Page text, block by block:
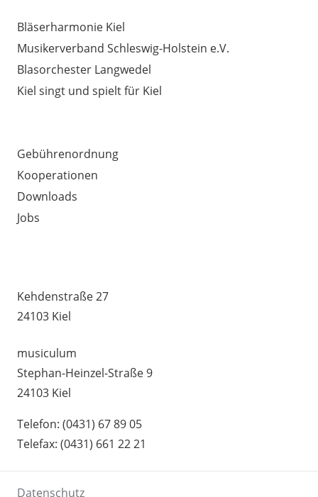
Bläserharmonie Kiel
Musikerverband Schleswig-Holstein e.V.
Blasorchester Langwedel
Kiel singt und spielt für Kiel
Gebührenordnung
Kooperationen
Downloads
Jobs
Kehdenstraße 27
24103 Kiel
musiculum
Stephan-Heinzel-Straße 9
24103 Kiel
Telefon: (0431) 67 89 05
Telefax: (0431) 661 22 21
Datenschutz